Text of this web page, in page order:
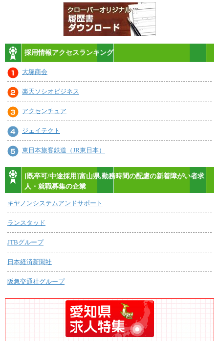
採用情報アクセスランキング
大塚商会
楽天ソシオビジネス
アクセンチュア
ジェイテクト
東日本旅客鉄道（JR東日本）
[既卒可/中途採用]富山県,勤務時間の配慮の新着障がい者求
人・就職募集の企業
キヤノンシステムアンドサポート
ランスタッド
JTBグループ
日本経済新聞社
阪急交通社グループ